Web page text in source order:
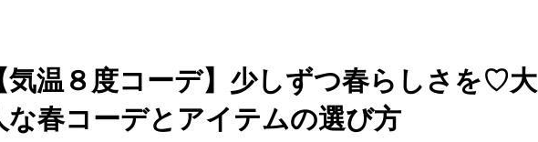
気温８度コーデ】少しずつ春らしさを♡大
な春コーデとアイテムの選び方